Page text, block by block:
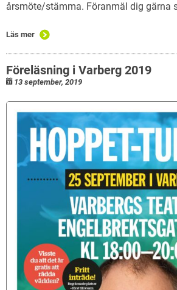
årsmöte/stämma. Föranmäl dig gärna
Läs mer
Föreläsning i Varberg 2019
13 september, 2019